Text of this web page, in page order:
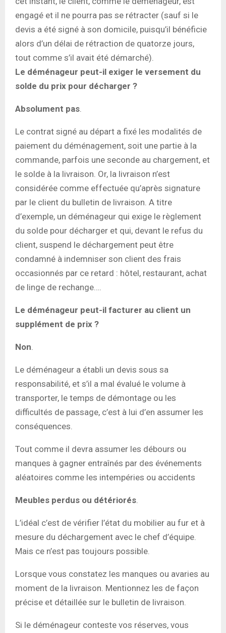
engagé et il ne pourra pas se rétracter (sauf si le
devis a été signé à son domicile, puisqu’il bénéficie
alors d’un délai de rétraction de quatorze jours,
tout comme s’il avait été démarché).
Le déménageur peut-il exiger le versement du
solde du prix pour décharger ?
Absolument pas
Le contrat signé au départ a fixé les modalités de
paiement du déménagement, soit une partie à la
commande, parfois une seconde au chargement, et
le solde à la livraison. Or, la livraison n’est
considérée comme effectuée qu’après signature
par le client du bulletin de livraison. A titre
d’exemple, un déménageur qui exige le règlement
du solde pour décharger et qui, devant le refus du
client, suspend le déchargement peut être
condamné à indemniser son client des frais
occasionnés par ce retard : hôtel, restaurant, achat
de linge de rechange….
Le déménageur peut-il facturer au client un
supplément de prix ?
Non
Le déménageur a établi un devis sous sa
responsabilité, et s’il a mal évalué le volume à
transporter, le temps de démontage ou les
difficultés de passage, c’est à lui d’en assumer les
conséquences.
Tout comme il devra assumer les débours ou
manques à gagner entraînés par des événements
aléatoires comme les intempéries ou accidents
Meubles perdus ou détériorés
L’idéal c’est de vérifier l’état du mobilier au fur et à
mesure du déchargement avec le chef d’équipe.
Mais ce n’est pas toujours possible.
Lorsque vous constatez les manques ou avaries au
moment de la livraison. Mentionnez les de façon
précise et détaillée sur le bulletin de livraison.
Si le déménageur conteste vos réserves, vous